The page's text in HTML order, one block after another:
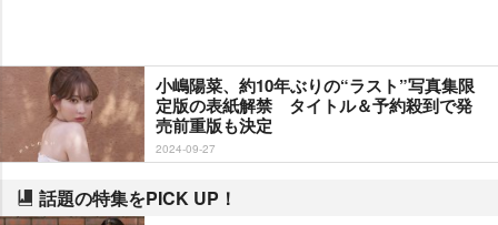
小嶋陽菜、約10年ぶりの“ラスト”写真集限
定版の表紙解禁 タイトル＆予約殺到で発
売前重版も決定
2024-09-27
話題の特集をPICK UP！